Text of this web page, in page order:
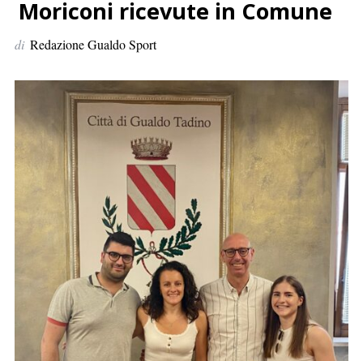
e
r
Moriconi ricevute in Comune
di Redazione Gualdo Sport